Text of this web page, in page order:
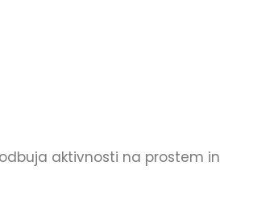
aktivnosti na prostem in